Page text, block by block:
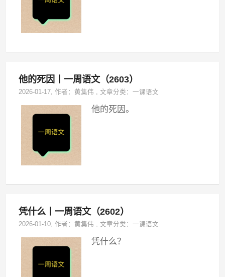
他的死因丨一周语文（2603）
2026-01-17, 作者：黄集伟 ,文章分类：一课语文
他的死因。
凭什么丨一周语文（2602）
2026-01-10, 作者：黄集伟 ,文章分类：一课语文
凭什么？